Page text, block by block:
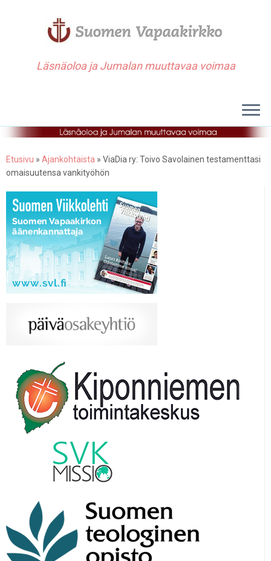
Läsnäoloa ja Jumalan muuttavaa voimaa
Etusivu » Ajankohtaista » ViaDia ry: Toivo Savolainen testamenttasi
omaisuutensa vankityöhön